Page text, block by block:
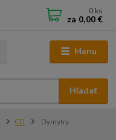
Menu
Hľadať
0 ks
za 0,00 €
CD
Dymytry: